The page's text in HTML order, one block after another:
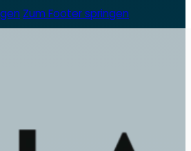
Zum Footer springen